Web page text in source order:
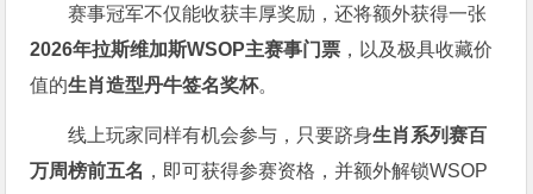
赛事冠军不仅能收获丰厚奖励，还将额外获得一张
2026年拉斯维加斯WSOP主赛事门票 ，以及极具收藏价
值的生肖造型丹牛签名奖杯。
线上玩家同样有机会参与，只要跻身生肖系列赛百
万周榜前五名 ，即可获得参赛资格，并额外解锁WSOP